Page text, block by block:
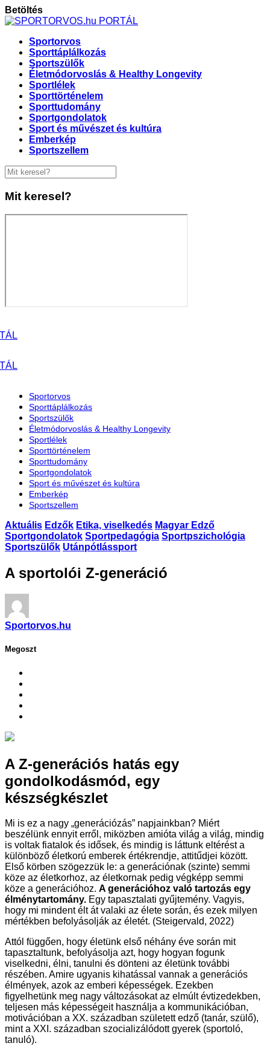
Betöltés
Sportorvos
Sporttáplálkozás
Sportszülők
Életmódorvoslás & Healthy Longevity
Sportlélek
Sporttörténelem
Sporttudomány
Sportgondolatok
Sport és művészet és kultúra
Emberkép
Sportszellem
Mit keresel?
Sportorvos
Sporttáplálkozás
Sportszülők
Életmódorvoslás & Healthy Longevity
Sportlélek
Sporttörténelem
Sporttudomány
Sportgondolatok
Sport és művészet és kultúra
Emberkép
Sportszellem
Aktuális Edzők Etika, viselkedés Magyar Edző
Sportgondolatok Sportpedagógia Sportpszichológia
Sportszülők Utánpótlássport
A sportolói Z-generáció
Sportorvos.hu
Megoszt
A Z-generációs hatás egy
gondolkodásmód, egy
készségkészlet
Mi is ez a nagy „generációzás” napjainkban? Miért
beszélünk ennyit erről, miközben amióta világ a világ, mindig
is voltak fiatalok és idősek, és mindig is láttunk eltérést a
különböző életkorú emberek értékrendje, attitűdjei között.
Első körben szögezzük le: a generációnak (szinte) semmi
köze az életkorhoz, az életkornak pedig végképp semmi
köze a generációhoz. A generációhoz való tartozás egy
élménytartomány. Egy tapasztalati gyűjtemény. Vagyis,
hogy mi mindent élt át valaki az élete során, és ezek milyen
mértékben befolyásolják az életét. (Steigervald, 2022)
Attól függően, hogy életünk első néhány éve során mit
tapasztaltunk, befolyásolja azt, hogy hogyan fogunk
viselkedni, élni, tanulni és dönteni az életünk további
részében. Amire ugyanis kihatással vannak a generációs
élmények, azok az emberi képességek. Ezekben
figyelhetünk meg nagy változásokat az elmúlt évtizedekben,
teljesen más képességeit használja a kommunikációban,
motivációban a XX. században született edző (tanár, szülő),
mint a XXI. században szocializálódott gyerek (sportoló,
tanuló).